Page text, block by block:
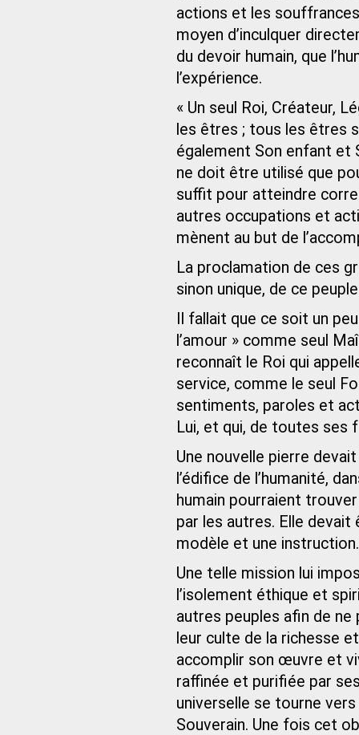
actions et les
moyen d’inculquer
du devoir humain, que
l’expérience.
« Un seul Roi, Créateur,
les êtres ; tous les êtres
également Son enfant et
ne doit être utilisé que
suffit pour atteindre
autres occupations et
mènent au but de
La proclamation de ces
sinon unique, de ce
Il fallait que ce soit un
l’amour » comme seul
reconnaît le Roi qui
service, comme le seul
sentiments, paroles et
Lui, et qui, de toutes ses
Une nouvelle pierre
l’édifice de l’humanité,
humain pourraient
par les autres. Elle
modèle et une instruction.
Une telle mission lui
l’isolement éthique et
autres peuples afin de ne
leur culte de la richesse
accomplir son œuvre et
raffinée et purifiée par
universelle se tourne
Souverain. Une fois cet